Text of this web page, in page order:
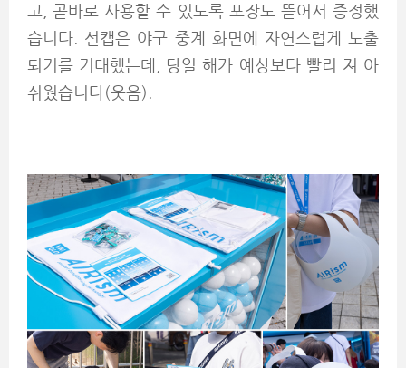
고, 곧바로 사용할 수 있도록 포장도 뜯어서 증정했
습니다. 선캡은 야구 중계 화면에 자연스럽게 노출
되기를 기대했는데, 당일 해가 예상보다 빨리 져 아
쉬웠습니다(웃음).